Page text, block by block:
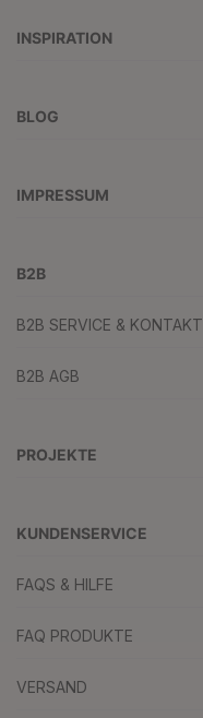
INSPIRATION
BLOG
IMPRESSUM
B2B
B2B SERVICE & KONTAKT
B2B AGB
PROJEKTE
KUNDENSERVICE
FAQS & HILFE
FAQ PRODUKTE
VERSAND